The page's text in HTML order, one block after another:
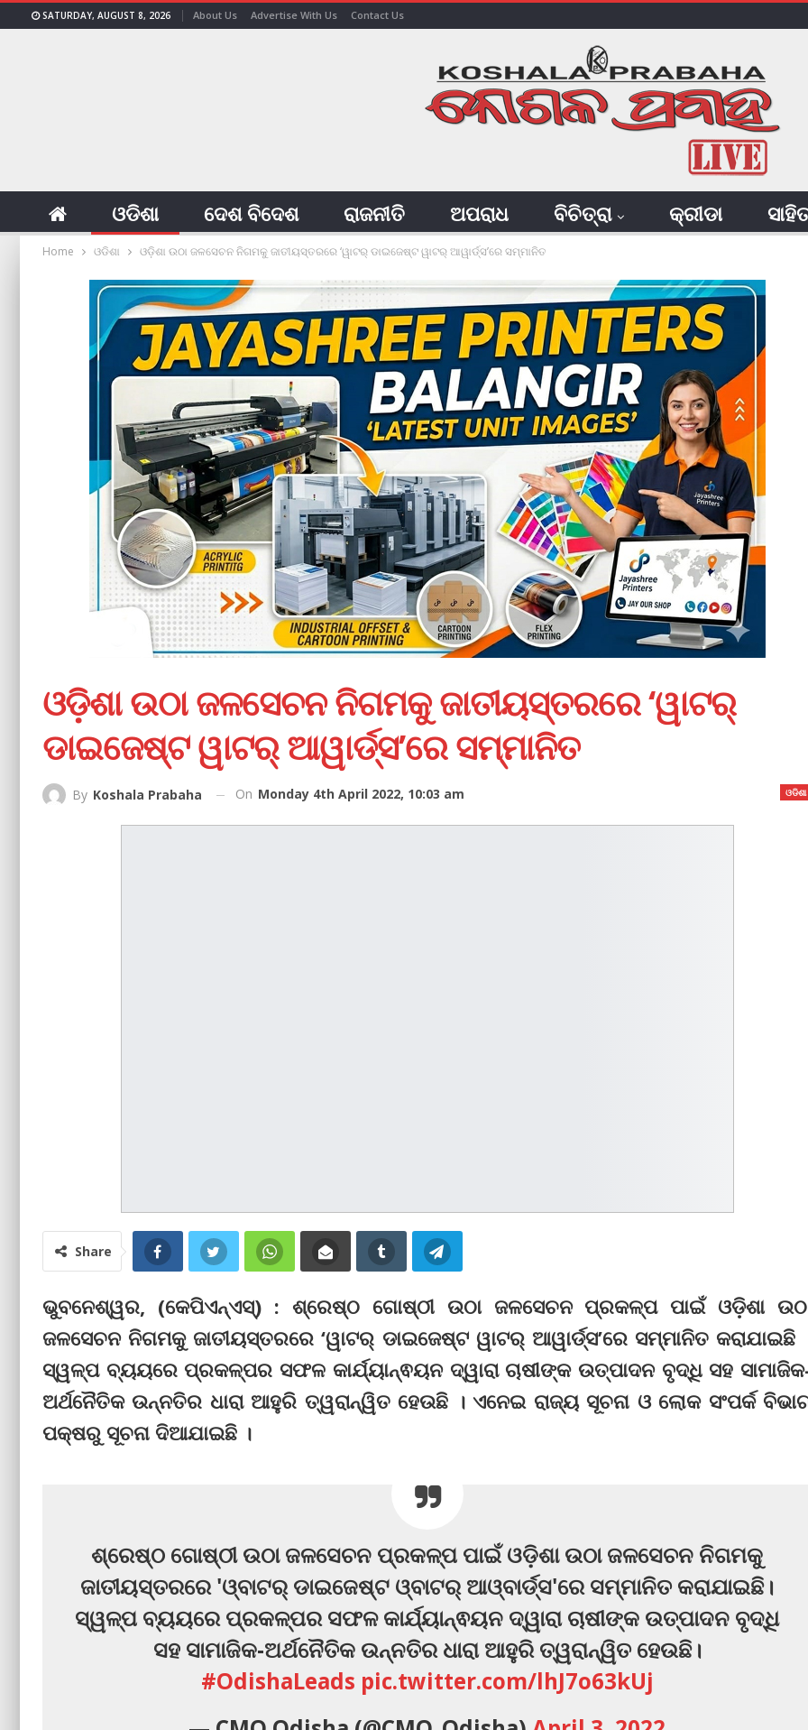
SATURDAY, AUGUST 8, 2026 About Us Advertise With Us Contact Us
ଓଡିଶା ଦେଶ ବିଦେଶ ରାଜନୀତି ଅପରାଧ ବିଚିତ୍ରା କ୍ରୀଡା
Home ଓଡିଶା ଓଡ଼ିଶା ଉଠା ଜଳସେଚନ ନିଗମକୁ ଜାତୀୟସ୍ତରରେ ‘ୱାଟର୍ ଡାଇଜେଷ୍ଟ ୱାଟର୍ ଆୱାର୍ଡ୍ସ’ରେ ସମ୍ମାନିତ
ଓଡ଼ିଶା ଉଠା ଜଳସେଚନ ନିଗମକୁ ଜାତୀୟସ୍ତରରେ ‘ୱାଟର୍
ଡାଇଜେଷ୍ଟ ୱାଟର୍ ଆୱାର୍ଡ୍ସ’ରେ ସମ୍ମାନିତ
ଓଡିଶା
By Koshala Prabaha On Monday 4th April 2022, 10:03 am
Share
ଭୁବନେଶ୍ୱର, (କେପିଏନ୍‌ଏସ୍‌) : ଶ୍ରେଷ୍ଠ ଗୋଷ୍ଠୀ ଉଠା ଜଳସେଚନ ପ୍ରକଳ୍ପ ପାଇଁ ଓଡ଼ିଶା
ଜଳସେଚନ ନିଗମକୁ ଜାତୀୟସ୍ତରରେ ‘ୱାଟର୍ ଡାଇଜେଷ୍ଟ ୱାଟର୍ ଆୱାର୍ଡ୍ସ’ରେ ସମ୍ମାନିତ କରାଯାଇଛି
ସ୍ୱଳ୍ପ ବ୍ୟୟରେ ପ୍ରକଳ୍ପର ସଫଳ କାର୍ଯ୍ୟାନ୍ଵୟନ ଦ୍ୱାରା ଚାଷୀଙ୍କ ଉତ୍ପାଦନ ବୃଦ୍ଧି ସହ
ଅର୍ଥନୈତିକ ଉନ୍ନତିର ଧାରା ଆହୁରି ତ୍ୱରାନ୍ୱିତ ହେଉଛି । ଏନେଇ ରାଜ୍ୟ ସୂଚନା ଓ ଲୋକ ସଂପର୍କ
ପକ୍ଷରୁ ସୂଚନା ଦିଆଯାଇଛି ।
ଶ୍ରେଷ୍ଠ ଗୋଷ୍ଠୀ ଉଠା ଜଳସେଚନ ପ୍ରକଳ୍ପ ପାଇଁ ଓଡ଼ିଶା ଉଠା ଜଳସେଚନ ନିଗମକୁ
ଜାତୀୟସ୍ତରରେ 'ଓ୍ବାଟର୍ ଡାଇଜେଷ୍ଟ ଓ୍ବାଟର୍ ଆଓ୍ବାର୍ଡ୍ସ'ରେ ସମ୍ମାନିତ କରାଯାଇଛି।
ସ୍ୱଳ୍ପ ବ୍ୟୟରେ ପ୍ରକଳ୍ପର ସଫଳ କାର୍ଯ୍ୟାନ୍ଵୟନ ଦ୍ୱାରା ଚାଷୀଙ୍କ ଉତ୍ପାଦନ ବୃଦ୍ଧି
ସହ ସାମାଜିକ-ଅର୍ଥନୈତିକ ଉନ୍ନତିର ଧାରା ଆହୁରି ତ୍ୱରାନ୍ୱିତ ହେଉଛି।
#OdishaLeads pic.twitter.com/lhJ7o63kUj